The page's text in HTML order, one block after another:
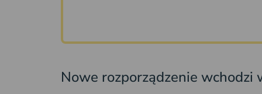
Nowe rozporządzenie wchodzi